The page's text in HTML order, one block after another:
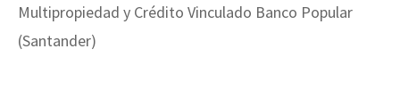
Multipropiedad y Crédito Vinculado Banco Popular
(Santander)